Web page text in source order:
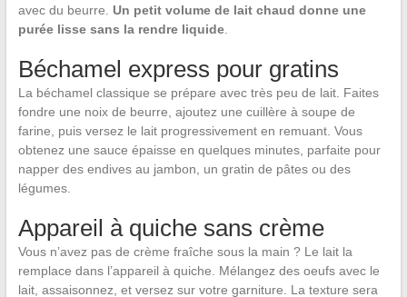
avec du beurre. Un petit volume de lait chaud donne une
purée lisse sans la rendre liquide.
Béchamel express pour gratins
La béchamel classique se prépare avec très peu de lait. Faites
fondre une noix de beurre, ajoutez une cuillère à soupe de
farine, puis versez le lait progressivement en remuant. Vous
obtenez une sauce épaisse en quelques minutes, parfaite pour
napper des endives au jambon, un gratin de pâtes ou des
légumes.
Appareil à quiche sans crème
Vous n’avez pas de crème fraîche sous la main ? Le lait la
remplace dans l’appareil à quiche. Mélangez des oeufs avec le
lait, assaisonnez, et versez sur votre garniture. La texture sera